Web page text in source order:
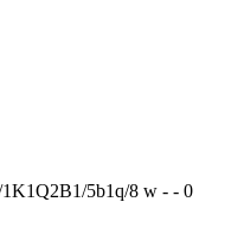
5b1q/8 w - - 0